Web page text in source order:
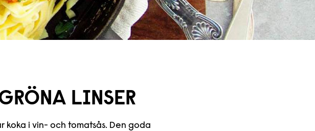
LINSER
koka i vin- och tomatsås. Den goda